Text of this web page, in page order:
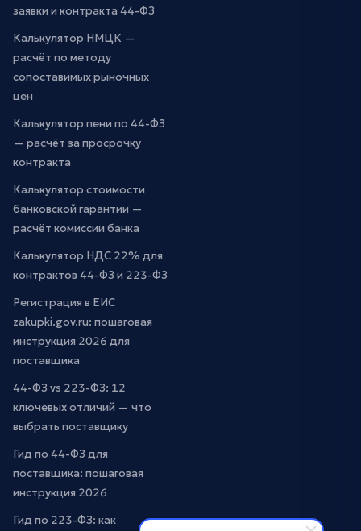
заявки и контракта 44-ФЗ
Калькулятор НМЦК —
расчёт по методу
сопоставимых рыночных
цен
Калькулятор пени по 44-ФЗ
— расчёт за просрочку
контракта
Калькулятор стоимости
банковской гарантии —
расчёт комиссии банка
Калькулятор НДС 22% для
контрактов 44-ФЗ и 223-ФЗ
Регистрация в ЕИС
zakupki.gov.ru: пошаговая
инструкция 2026 для
поставщика
44-ФЗ vs 223-ФЗ: 12
ключевых отличий — что
выбрать поставщику
Гид по 44-ФЗ для
поставщика: пошаговая
инструкция 2026
Гид по 223-ФЗ: как